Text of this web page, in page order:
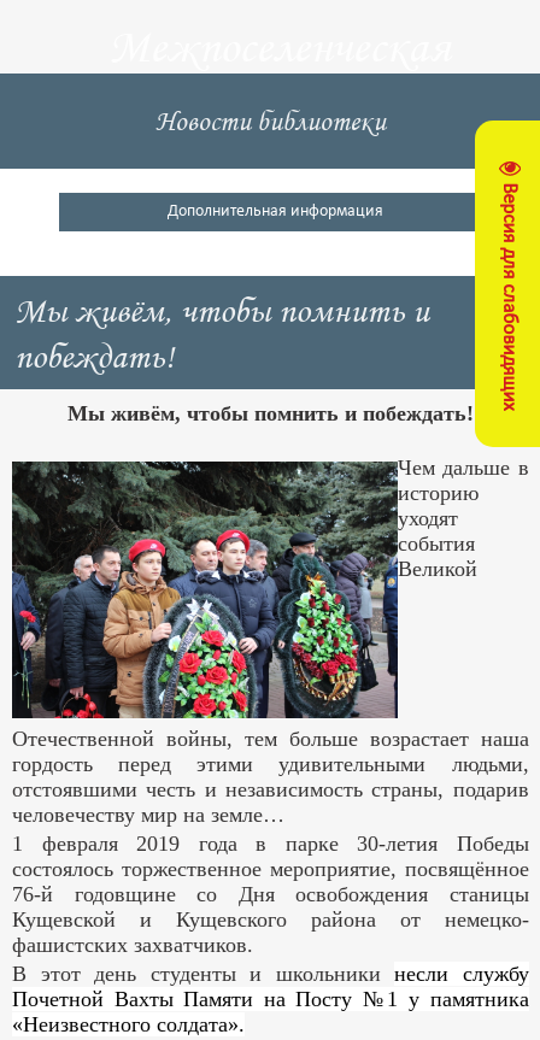
Версия для слабовидящих
центральная
библиотека
Кущевский район
Новости библиотеки
Дополнительная информация
Мы живём, чтобы помнить и
побеждать!
Мы живём, чтобы помнить и побеждать!
Чем дальше в
историю
уходят
события
Великой
Отечественной войны, тем больше возрастает наша
гордость перед этими удивительными людьми,
отстоявшими честь и независимость страны, подарив
человечеству мир на земле…
1 февраля 2019 года в парке 30-летия Победы
состоялось торжественное мероприятие, посвящённое
76-й годовщине со Дня освобождения станицы
Кущевской и Кущевского района от немецко-
фашистских захватчиков.
В этот день студенты и школьникинесли службу
Почетной Вахты Памяти на Посту №1 у памятника
«Неизвестного солдата».